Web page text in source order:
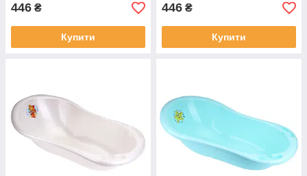
446 ₴
Купити
446 ₴
Купити